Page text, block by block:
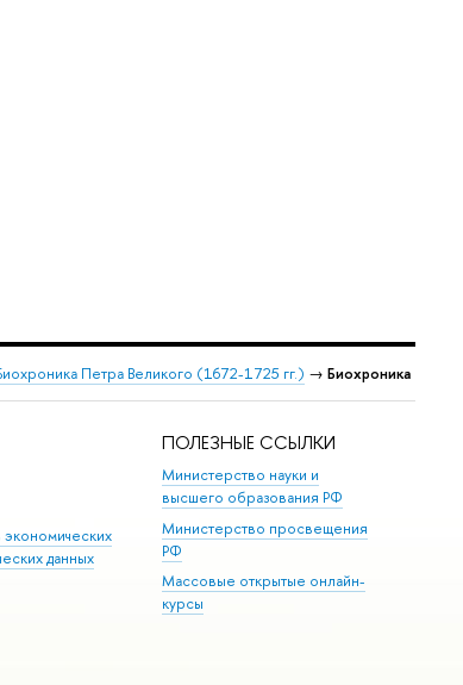
Петра Великого (1672-1725 гг.) → Биохроника
экономических
данных
ПОЛЕЗНЫЕ ССЫЛКИ
Министерство науки и
высшего образования РФ
Министерство просвещения
РФ
Массовые открытые онлайн-
курсы